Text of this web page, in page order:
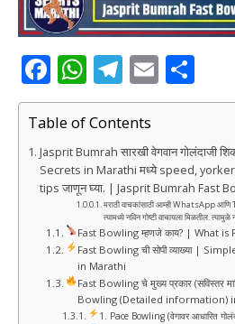
F
a
c
e
b
o
k
W
h
at
s
A
p
p
T
el
e
g
ra
m
E
m
l
h
e
Table of Contents
Jasprit Bumrah सारखी वेगवान गोलंदाजी
Secrets in Marathi मध्ये speed,
tips जाणून घ्या. | Jasprit Bumrah Fast
मराठी वाचकांसाठी आम्ही WhatsApp
त्यामध्ये नविन गोष्टी वाचायला मिळतील.
Fast Bowling म्हणजे काय? | What
Fast Bowling ची सोपी व्याख्या |
in Marathi
Fast Bowling चे मुख्य प्रकार (सविस्तर
Bowling (Detailed information)
1. Pace Bowling (वेगावर आधारित